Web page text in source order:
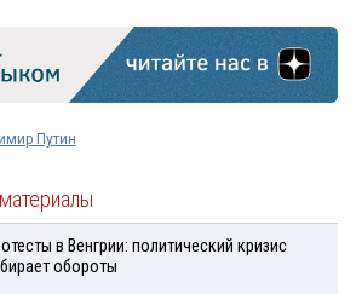
Путин
в Венгрии: политический кризис
обороты